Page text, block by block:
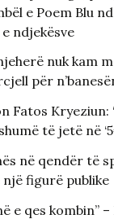
e Poem Blu
ndjekësve
nuk kam
për
Fatos Kryeziun:
të jetë në
në qendër të
figurë publike
e qes kombin”